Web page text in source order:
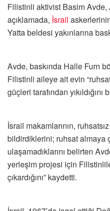
Filistinli aktivist Basim Avde,
açıklamada, İsrail
Yatta beldesi yakınlarına
Avde, baskında Halle Furn
Filistinli aileye ait evin
güçleri tarafından yıkıldığını
İsrail makamlarının,
bildirdiklerini; ruhsat almaya
ulaşamadıklarını belirten
yerleşim projesi için
çıkardığını” kaydetti.